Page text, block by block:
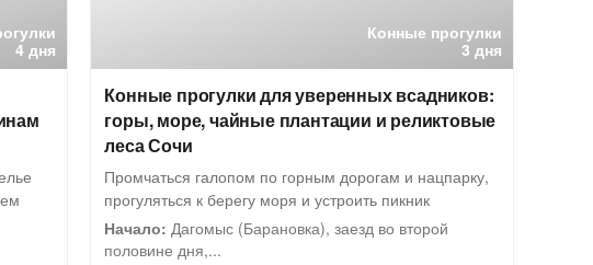
4 дня
Конные прогулки
3 дня
Конные прогулки для уверенных всадников:
горы, море, чайные плантации и реликтовые
леса Сочи
Промчаться галопом по горным дорогам и нацпарку,
прогуляться к берегу моря и устроить пикник
Начало: Дагомыс (Барановка), заезд во второй
половине дня,...